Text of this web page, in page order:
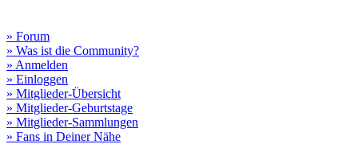
» Forum
» Was ist die Community?
» Anmelden
» Einloggen
» Mitglieder-Übersicht
» Mitglieder-Geburtstage
» Mitglieder-Sammlungen
» Fans in Deiner Nähe